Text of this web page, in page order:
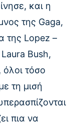
και η
της Gaga,
της Lopez –
Bush,
τόσο
τη μισή
πια να